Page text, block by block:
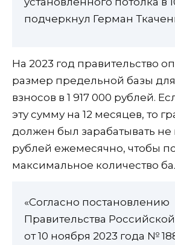
подчеркнул Герман
На 2023 год правительство
размер предельной базы
взносов в 1 917 000 рублей.
эту сумму на 12 месяцев, то
должен был зарабатывать не
рублей ежемесячно, чтобы
максимальное количество
«Согласно постановлению
Правительства
от 10 ноября 2023 года №